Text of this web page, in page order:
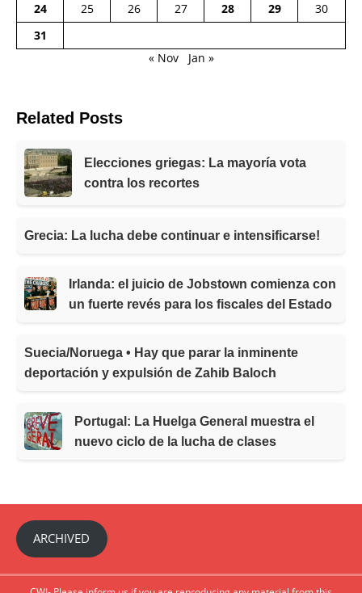
24
25 26 27 28 29
30
31
« Nov
Jan »
Related Posts
Elecciones griegas: La mayoría vota
contra los recortes
Grecia: La lucha debe continuar e intensificarse!
Irlanda: el juicio de Jobstown comienza con
un fuerte revés para los fiscales del Estado
Suecia/Noruega • Hay que parar la inminente
deportación y expulsión de Zahib Baloch
Portugal: La Huelga General muestra el
nuevo ciclo de la lucha de clases
ARCHIVED